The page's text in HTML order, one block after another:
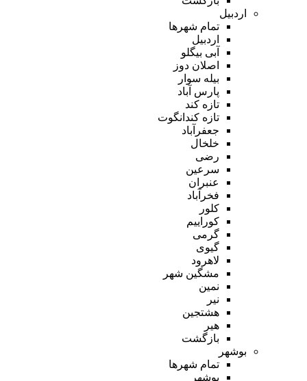
اردبیل
تمام شهر‌ها
اردبیل
آبی بیگلو
اصلان دوز
بیله سوار
پارس آباد
تازه کند
تازه کندانگوت
جعفرآباد
خلخال
رضی
سرعین
عنبران
فخرآباد
کلور
کوراییم
گرمی
گیوی
لاهرود
مشگین شهر
نمین
نیر
هشتجین
هیر
بازگشت
بوشهر
تمام شهر‌ها
بوشهر